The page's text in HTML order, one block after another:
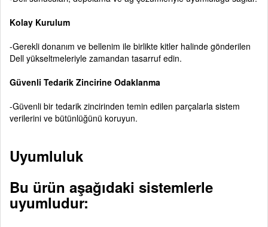
Kolay Kurulum
-Gerekli donanım ve bellenim ile birlikte kitler halinde gönderilen
Dell yükseltmeleriyle zamandan tasarruf edin.
Güvenli Tedarik Zincirine Odaklanma
-Güvenli bir tedarik zincirinden temin edilen parçalarla sistem
verilerini ve bütünlüğünü koruyun.
Uyumluluk
Bu ürün aşağıdaki sistemlerle
uyumludur: